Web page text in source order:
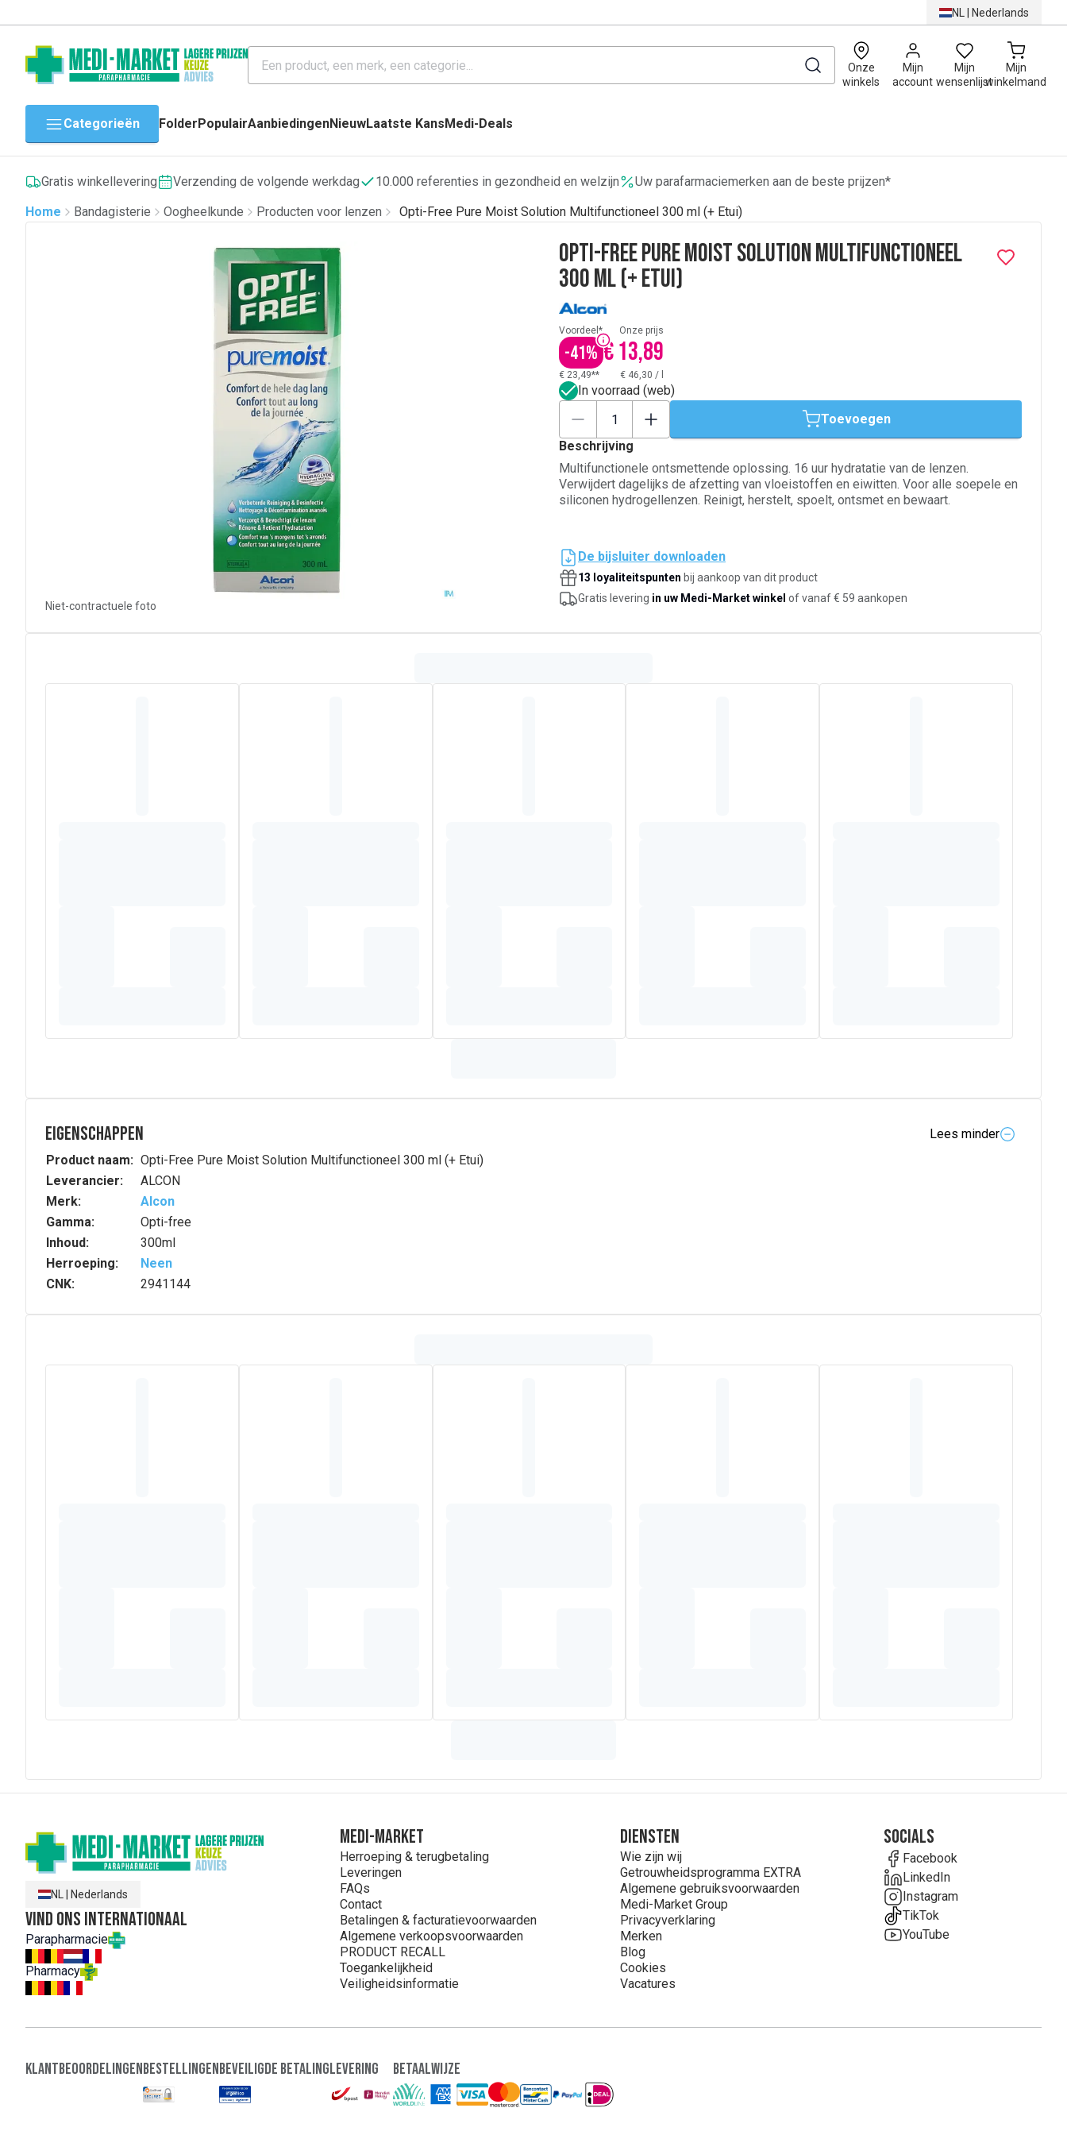
NL | Nederlands
Onze
winkels
Mijn
account
Mijn
wensenlijst
Mijn
winkelmand
0
Categorieën FolderPopulairAanbiedingenNieuwLaatste KansMedi-Deals
Gratis winkellevering Verzending de volgende werkdag 10.000 referenties in gezondheid en welzijn
Uw parafarmaciemerken aan de beste prijzen*
Home
Bandagisterie Oogheelkunde Producten voor lenzen Opti-Free Pure Moist Solution Multifunctioneel 300 ml (+ Etui)
Niet-contractuele foto
Opti-Free Pure Moist Solution Multifunctioneel
300 ml (+ Etui)
Voordeel*
-41%
Onze prijs
€ 13,89
€ 23,49** € 46,30 /
In voorraad (web)
Toevoegen
Beschrijving
Multifunctionele ontsmettende oplossing. 16 uur hydratatie van de lenzen.
Verwijdert dagelijks de afzetting van vloeistoffen en eiwitten. Voor alle soepele en
siliconen hydrogellenzen. Reinigt, herstelt, spoelt, ontsmet en bewaart.
De bijsluiter downloaden
13 loyaliteitspunten bij aankoop van dit product
Gratis levering in uw Medi-Market winkel of vanaf € 59 aankopen
Eigenschappen
Lees minder
Product naam: Opti-Free Pure Moist Solution Multifunctioneel 300 ml (+ Etui)
Leverancier:
ALCON
Merk:
Alcon
Gamma:
Opti-free
Inhoud:
300ml
Herroeping:
Neen
CNK:
2941144
NL Nederlands
Vind ons internationaal
Parapharmacie
Pharmacy
MEDI-MARKET
Herroeping & terugbetaling
Leveringen
FAQs
Contact
Betalingen & facturatievoorwaarden
Algemene verkoopsvoorwaarden
PRODUCT RECALL
Toegankelijkheid
Veiligheidsinformatie
Diensten
Wie zijn wij
Getrouwheidsprogramma EXTRA
Algemene gebruiksvoorwaarden
Medi-Market Group
Privacyverklaring
Merken
Blog
Cookies
Vacatures
Socials
Facebook
LinkedIn
Instagram
TikTok
YouTube
KlantbeoordelingenBestellingenBeveiligde BetalingLevering Betaalwijze